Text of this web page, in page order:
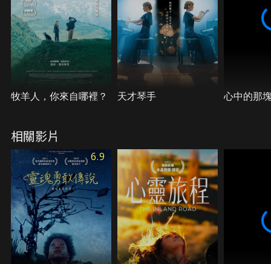
牧羊人，你來自哪裡？ 天才琴手 心中的那
相關影片
6.9